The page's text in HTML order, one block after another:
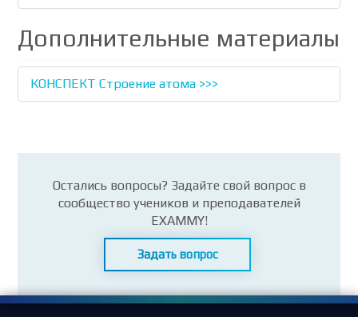
Дополнительные материалы
КОНСПЕКТ Строение атома >>>
Остались вопросы? Задайте свой вопрос в
сообщество учеников и преподавателей
EXAMMY!
Задать вопрос